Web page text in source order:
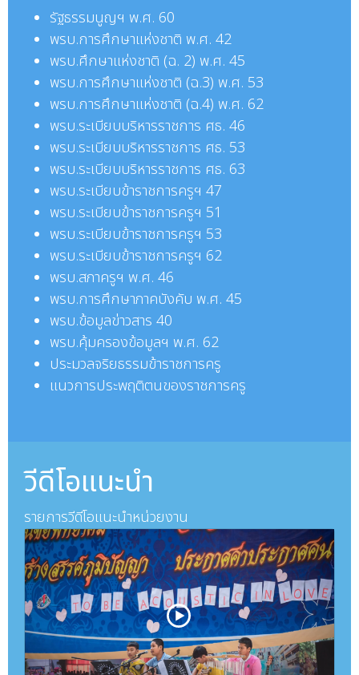
รัฐธรรมนูญฯ พ.ศ. 60
พรบ.การศึกษาแห่งชาติ พ.ศ. 42
พรบ.ศึกษาแห่งชาติ (ฉ. 2) พ.ศ. 45
พรบ.การศึกษาแห่งชาติ (ฉ.3) พ.ศ. 53
พรบ.การศึกษาแห่งชาติ (ฉ.4) พ.ศ. 62
พรบ.ระเบียบบริหารราชการ ศธ. 46
พรบ.ระเบียบบริหารราชการ ศธ. 53
พรบ.ระเบียบบริหารราชการ ศธ. 63
พรบ.ระเบียบข้าราชการครูฯ 47
พรบ.ระเบียบข้าราชการครูฯ 51
พรบ.ระเบียบข้าราชการครูฯ 53
พรบ.ระเบียบข้าราชการครูฯ 62
พรบ.สภาครูฯ พ.ศ. 46
พรบ.การศึกษาภาคบังคับ พ.ศ. 45
พรบ.ข้อมูลข่าวสาร 40
พรบ.คุ้มครองข้อมูลฯ พ.ศ. 62
ประมวลจริยธรรมข้าราชการครู
แนวการประพฤติตนของราชการครู
วีดีโอแนะนำ
รายการวีดีโอแนะนำหน่วยงาน